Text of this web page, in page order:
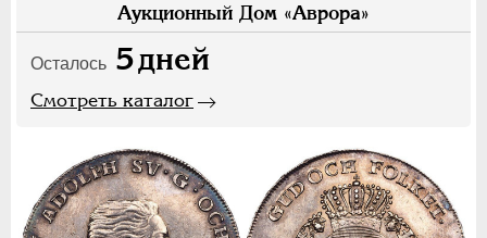
Аукционный Дом «Аврора»
Осталось 5дней
Смотреть каталог